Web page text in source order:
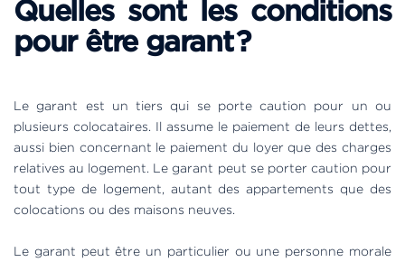
Quelles sont les conditions
pour être garant ?
Le garant est un tiers qui se porte caution pour un ou
plusieurs colocataires. Il assume le paiement de leurs dettes,
aussi bien concernant le paiement du loyer que des charges
relatives au logement. Le garant peut se porter caution pour
tout type de logement, autant des appartements que des
colocations ou des maisons neuves.
Le garant peut être un particulier ou une personne morale